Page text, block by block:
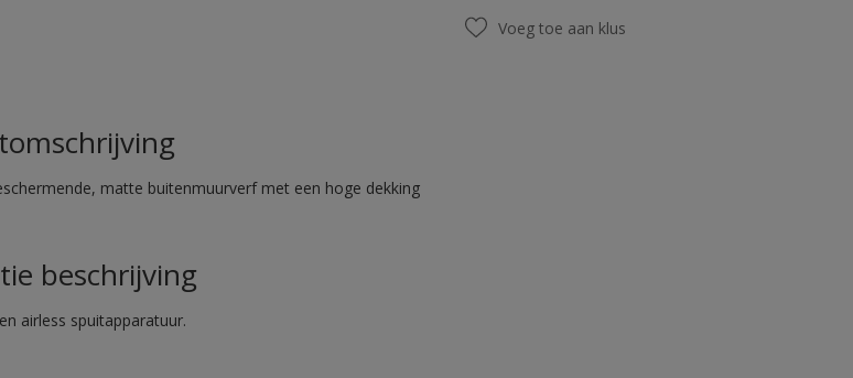
Voeg toe aan klus
matte buitenmuurverf met een hoge dekking
beschrijving
airless spuitapparatuur.